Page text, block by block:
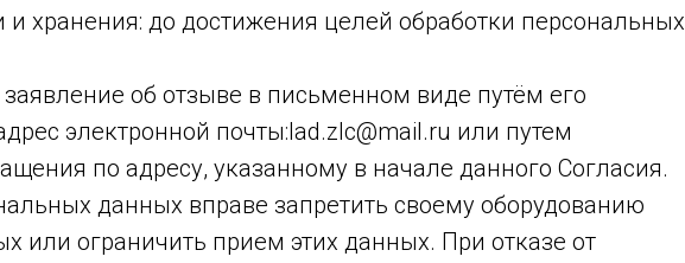
и хранения: до достижения целей обработки персональных
заявление об отзыве в письменном виде путём его
электронной почты:lad.zlc@mail.ru или путем
по адресу, указанному в начале данного Согласия.
данных вправе запретить своему оборудованию
или ограничить прием этих данных. При отказе от